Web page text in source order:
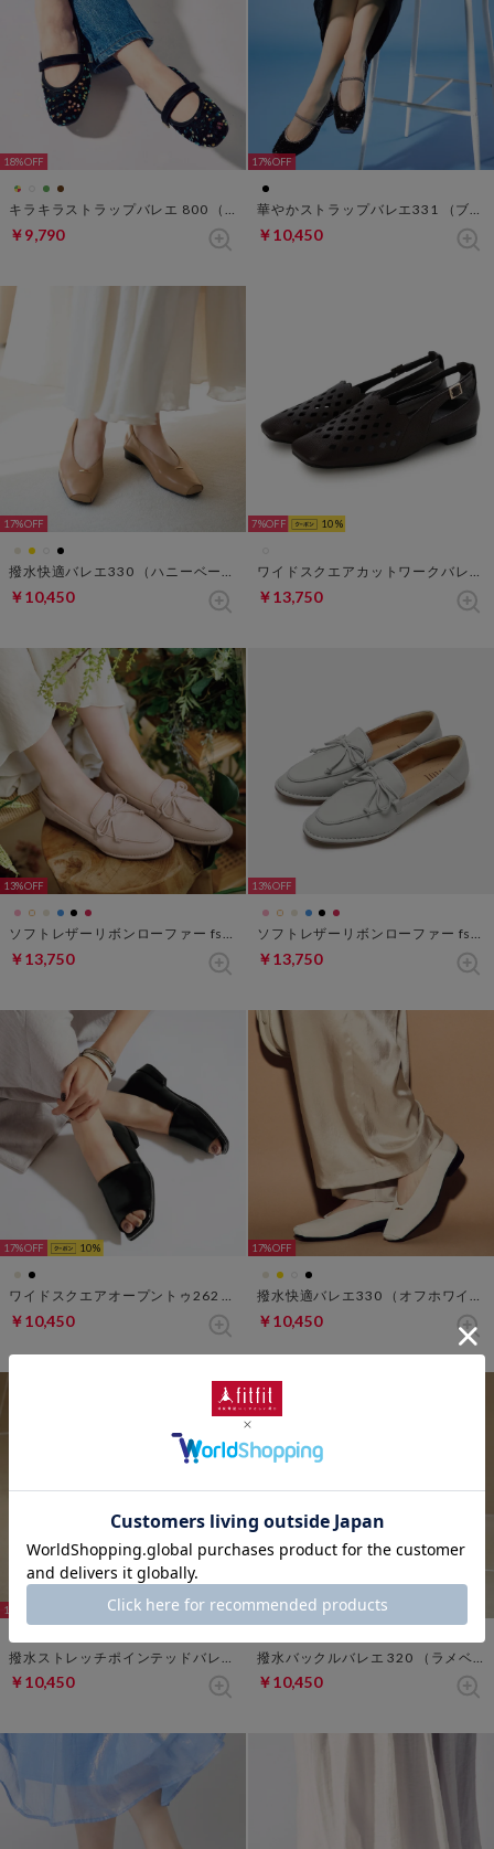
18%
キラキラストラップバレエ 800 （ブラックマルチ）
￥9,790
17%
華やかストラップバレエ331 （ブラック）
￥10,450
17%
撥水快適バレエ330 （ハニーベージュ）
￥10,450
7% 10
ワイドスクエアカットワークバレエ （ダークブラウン）
￥13,750
13%
￥13,750
13%
￥13,750
17% 10
￥10,450
17%
￥10,450
17%
￥10,450
29%
￥10,450